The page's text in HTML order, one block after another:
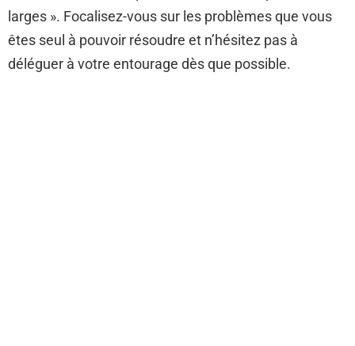
larges ». Focalisez-vous sur les problèmes que vous
êtes seul à pouvoir résoudre et n’hésitez pas à
déléguer à votre entourage dès que possible.